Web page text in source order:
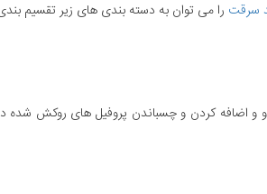
سرقت را می توان به دسته بندی های زیر تقسیم
با رویه چوب راش یا گردو و اضافه کردن و چسباندن پروفیل های